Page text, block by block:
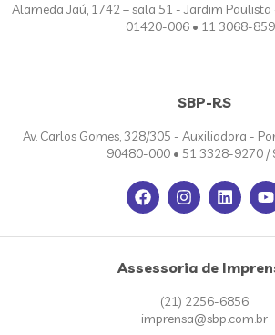
Alameda Jaú, 1742 – sala 51 - Jardim Paulista
01420-006 • 11 3068-
SBP-RS
Av. Carlos Gomes, 328/305 - Auxiliadora -
90480-000 • 51 3328-9270 /
Assessoria de
(21) 2256-6856
imprensa@sbp.com.br